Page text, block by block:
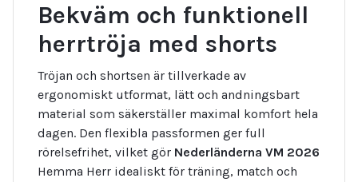
Bekväm och funktionell
herrtröja med shorts
Tröjan och shortsen är tillverkade av
ergonomiskt utformat, lätt och andningsbart
material som säkerställer maximal komfort hela
dagen. Den flexibla passformen ger full
rörelsefrihet, vilket gör Nederländerna VM 2026
Hemma Herr idealiskt för träning, match och